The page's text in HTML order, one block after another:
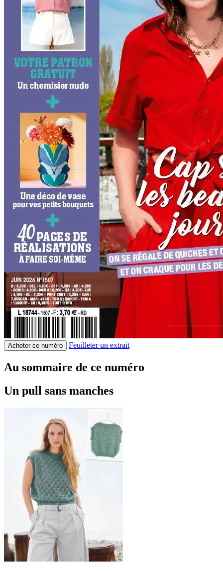
Acheter ce numéro Feuilleter un extrait
Au sommaire de ce numéro
Un pull sans manches